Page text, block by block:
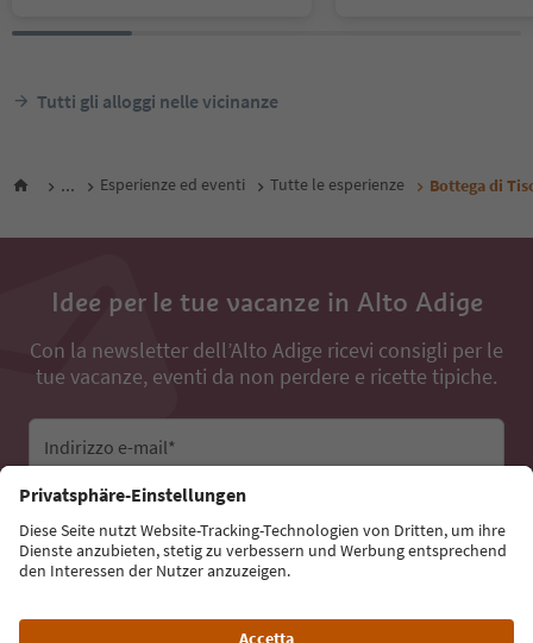
Tutti gli alloggi nelle vicinanze
... Esperienze ed eventi Tutte le esperienze Bottega di
Idee per le tue vacanze in Alto Adige
Con la newsletter dell’Alto Adige ricevi consigli per le
tue vacanze, eventi da non perdere e ricette tipiche.
Indirizzo e-mail*
Iscriviti alla newsletter